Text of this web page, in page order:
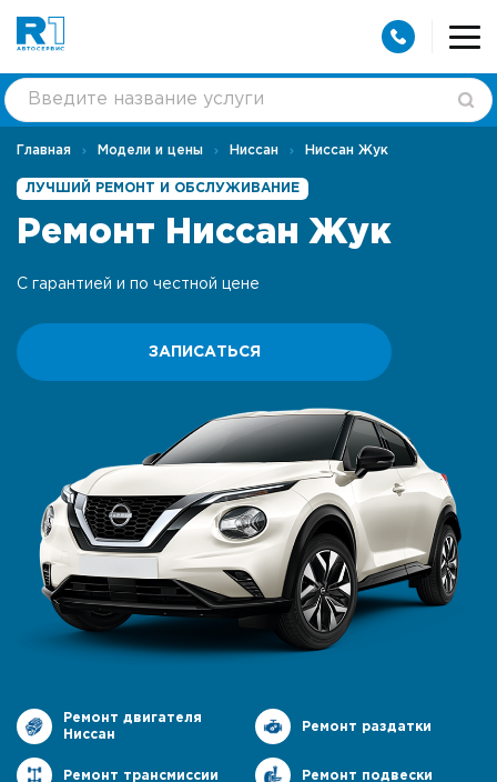
Главная Модели и цены Ниссан Ниссан Жук
ЛУЧШИЙ РЕМОНТ И ОБСЛУЖИВАНИЕ
Ремонт Ниссан Жук
С гарантией и по честной цене
ЗАПИСАТЬСЯ
Ремонт двигателя
Ниссан
Ремонт раздатки
Ремонт трансмиссии Ремонт подвески